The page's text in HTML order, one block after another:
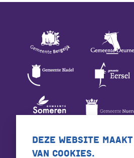
DEZE WEBSITE
VAN COOKIES.